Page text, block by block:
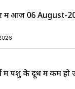
आज 06 August-
में पशु के दूध में कम हो